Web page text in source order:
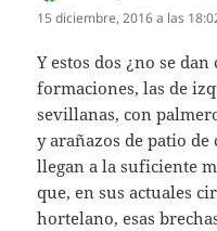
15 diciembre, 2016 a las
Y estos dos ¿no se
formaciones, las de
sevillanas, con
y arañazos de patio de
llegan a la suficiente
que, en sus actuales
hortelano, esas